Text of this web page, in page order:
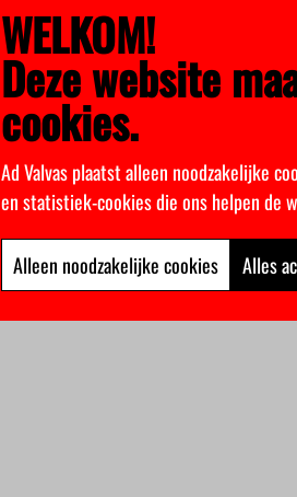
WELKOM!
Deze website
cookies.
Ad Valvas plaatst alleen noodzakelijke
en statistiek-cookies die ons helpen de
Alleen noodzakelijke cookies Alles